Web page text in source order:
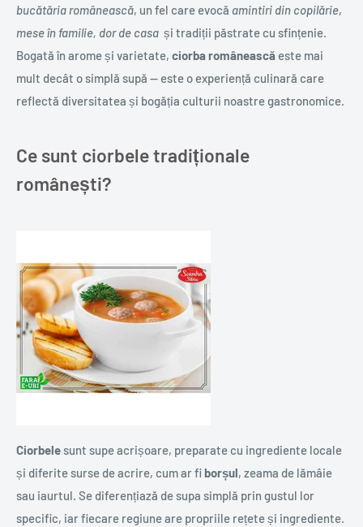
bucătăria românească, un fel care evocă amintiri din copilărie,
mese în familie, dor de casa și tradiții păstrate cu sfințenie.
Bogată în arome și varietate, ciorba românească este mai
mult decât o simplă supă — este o experiență culinară care
reflectă diversitatea și bogăția culturii noastre gastronomice.
Ce sunt ciorbele tradiționale
românești?
Ciorbele sunt supe acrișoare, preparate cu ingrediente locale
și diferite surse de acrire, cum ar fiborșul, zeama de lămâie
sau iaurtul. Se diferențiază de supa simplă prin gustul lor
specific, iar fiecare regiune are propriile rețete și ingrediente.